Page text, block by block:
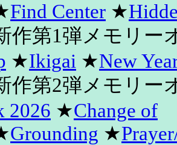
Find Center ★
作第1弾メモリー
★Ikigai ★New
作第2弾メモリー
2026 ★Change of
Grounding ★